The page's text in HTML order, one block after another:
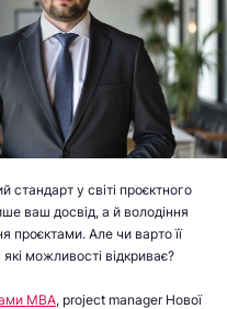
стандарт у світі проєктного
ваш досвід, а й володіння
проєктами. Але чи варто її
можливості відкриває?
МВА, project manager Нової